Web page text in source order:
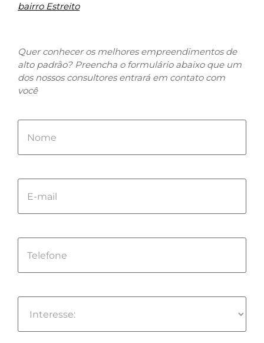
bairro Estreito
Quer conhecer os melhores empreendimentos de
alto padrão? Preencha o formulário abaixo que um
dos nossos consultores entrará em contato com
você
leave
this
empty.